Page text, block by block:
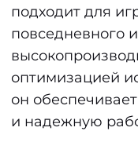
подходит для
повседневного
оптимизацией
он
и надежную